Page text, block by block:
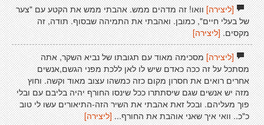
[ליצירה]וואו! זה מדהים ממש. אהבתי ממש את הקטע עם "צער
של בעלי חיים", כמובן. ואהבתי את התמיהה שבסוף. תודה, זה
מקסים. [ליצירה]
[ליצירה]מסכימה מאוד עם תגובתו של נביא השקר, אתה
מסתכל על זה ככה כאדם שיש לו לאן ללכת מפני הגשם,אנשים
אחרים רואים את חסרון מקום כזה כמשהו עצוב מאוד וקשה. וחוץ
מזה יש אנשים שגם שיסתתרו ככל שינסו החורף יהיה בליבם עם ובלי
פוך מעליהם. ובכל זאת אהבתי את השיר הזה-התיאורים עשו לי טוב
כ"כ.. וואי איך שאני אוהבת את החורף... [ליצירה]